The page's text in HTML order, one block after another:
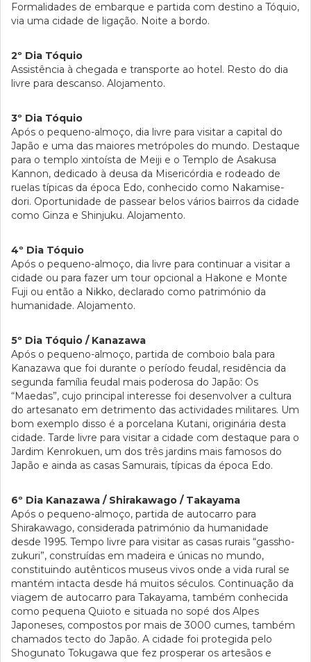
Formalidades de embarque e partida com destino a Tóquio,
via uma cidade de ligação. Noite a bordo.
2º Dia Tóquio
Assistência à chegada e transporte ao hotel. Resto do dia
livre para descanso. Alojamento.
3º Dia Tóquio
Após o pequeno-almoço, dia livre para visitar a capital do
Japão e uma das maiores metrópoles do mundo. Destaque
para o templo xintoísta de Meiji e o Templo de Asakusa
Kannon, dedicado à deusa da Misericórdia e rodeado de
ruelas típicas da época Edo, conhecido como Nakamise-
dori. Oportunidade de passear belos vários bairros da cidade
como Ginza e Shinjuku. Alojamento.
4º Dia Tóquio
Após o pequeno-almoço, dia livre para continuar a visitar a
cidade ou para fazer um tour opcional a Hakone e Monte
Fuji ou então a Nikko, declarado como património da
humanidade. Alojamento.
5º Dia Tóquio / Kanazawa
Após o pequeno-almoço, partida de comboio bala para
Kanazawa que foi durante o período feudal, residência da
segunda família feudal mais poderosa do Japão: Os
“Maedas”, cujo principal interesse foi desenvolver a cultura
do artesanato em detrimento das actividades militares. Um
bom exemplo disso é a porcelana Kutani, originária desta
cidade. Tarde livre para visitar a cidade com destaque para o
Jardim Kenrokuen, um dos três jardins mais famosos do
Japão e ainda as casas Samurais, típicas da época Edo.
6º Dia Kanazawa / Shirakawago / Takayama
Após o pequeno-almoço, partida de autocarro para
Shirakawago, considerada património da humanidade
desde 1995. Tempo livre para visitar as casas rurais “gassho-
zukuri”, construídas em madeira e únicas no mundo,
constituindo autênticos museus vivos onde a vida rural se
mantém intacta desde há muitos séculos. Continuação da
viagem de autocarro para Takayama, também conhecida
como pequena Quioto e situada no sopé dos Alpes
Japoneses, compostos por mais de 3000 cumes, também
chamados tecto do Japão. A cidade foi protegida pelo
Shogunato Tokugawa que fez prosperar os artesãos e